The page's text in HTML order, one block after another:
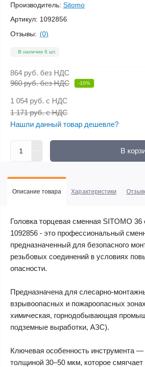
Производитель: Sitomo
Артикул: 1092856
Отзывы: (0)
В наличии 6 шт.
864 руб. без НДС
960 руб. без НДС
-10%
1 054 руб. с НДС
1 171 руб. с НДС
Нашли данный товар дешевле?
В
Описание товара Характеристики
Головка торцевая сменная SITOMO
1092856 - это профессиональный
предназначенный для безопасного
резьбовых соединений в условиях
опасности.
Предназначена для слесарно-
взрывоопасных и пожароопасных
химическая, горнодобывающая
подземные выработки, АЗС).
Ключевая особенность инструмента
толщиной 30–50 мкм, которое